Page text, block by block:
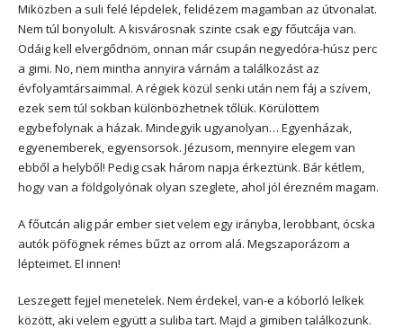
Miközben a suli felé lépdelek, felidézem magamban az útvonalat.
Nem túl bonyolult. A kisvárosnak szinte csak egy főutcája van.
Odáig kell elvergődnöm, onnan már csupán negyedóra-húsz perc
a gimi. No, nem mintha annyira várnám a találkozást az
évfolyamtársaimmal. A régiek közül senki után nem fáj a szívem,
ezek sem túl sokban különbözhetnek tőlük. Körülöttem
egybefolynak a házak. Mindegyik ugyanolyan… Egyenházak,
egyenemberek, egyensorsok. Jézusom, mennyire elegem van
ebből a helyből! Pedig csak három napja érkeztünk. Bár kétlem,
hogy van a földgolyónak olyan szeglete, ahol jól érezném magam.
A főutcán alig pár ember siet velem egy irányba, lerobbant, ócska
autók pöfögnek rémes bűzt az orrom alá. Megszaporázom a
lépteimet. El innen!
Leszegett fejjel menetelek. Nem érdekel, van-e a kóborló lelkek
között, aki velem együtt a suliba tart. Majd a gimiben találkozunk.